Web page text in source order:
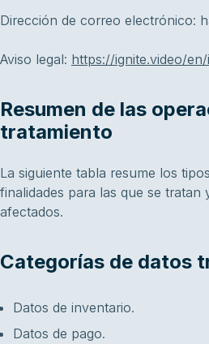
Dirección de correo electrónico:
Aviso legal: https://ignite.video/
Resumen de las
tratamiento
La siguiente tabla resume los
finalidades para las que se tratan
afectados.
Categorías de datos
Datos de inventario.
Datos de pago.